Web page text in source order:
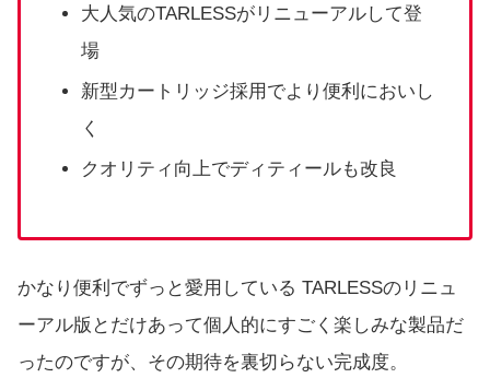
大人気のTARLESSがリニューアルして登
場
新型カートリッジ採用でより便利においし
く
クオリティ向上でディティールも改良
かなり便利でずっと愛用している TARLESSのリニュ
ーアル版とだけあって個人的にすごく楽しみな製品だ
ったのですが、その期待を裏切らない完成度。